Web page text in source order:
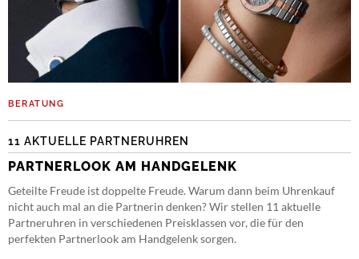
BERATUNG
11 AKTUELLE PARTNERUHREN
PARTNERLOOK AM HANDGELENK
Geteilte Freude ist doppelte Freude. Warum dann beim Uhrenkauf
nicht auch mal an die Partnerin denken? Wir stellen 11 aktuelle
Partneruhren in verschiedenen Preisklassen vor, die für den
perfekten Partnerlook am Handgelenk sorgen.